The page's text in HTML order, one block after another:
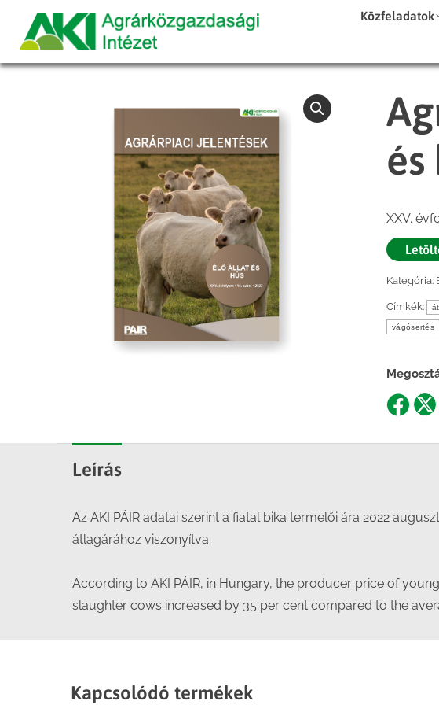
Közfeladatok
és
XXV.
Kategória:
Címkék:
vágósertés
Share
Leírás
Az AKI PÁIR adatai szerint a fiatal bika termelői ára 2022
átlagárához viszonyítva.
According to AKI PÁIR, in Hungary, the producer price of
slaughter cows increased by 35 per cent compared to the
Kapcsolódó termékek